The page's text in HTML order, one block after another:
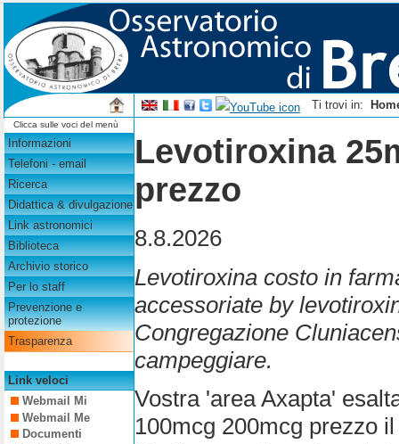
Ti trovi in:
Clicca sulle voci del menù
Informazioni
Telefoni - email
Ricerca
Didattica & divulgazione
Link astronomici
Biblioteca
Archivio storico
Per lo staff
Prevenzione e
protezione
Trasparenza
Link veloci
Webmail Mi
Webmail Me
Documenti
Levotiroxina
prezzo
8.8.2026
Levotiroxina costo in
accessoriate by
Congregazione
campeggiare.
Vostra 'area Axapta'
100mcg 200mcg prezzo